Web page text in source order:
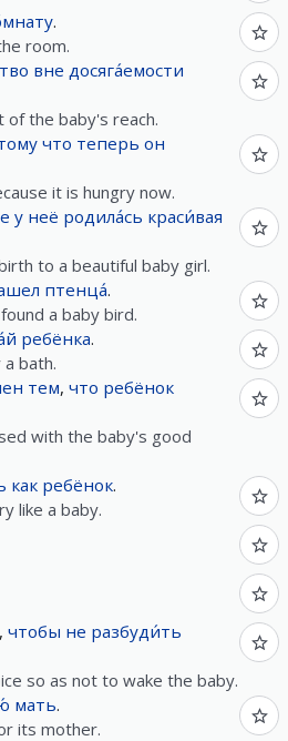
.
room.
вне досяга́емости
of the baby's reach.
что теперь он
it is hungry now.
у неё родила́сь краси́вая
to a beautiful baby girl.
птенца́.
a baby bird.
ребёнка.
bath.
тем, что ребёнок
with the baby's good
как ребёнок.
like a baby.
, чтобы не разбуди́ть
so as not to wake the baby.
мать.
its mother.